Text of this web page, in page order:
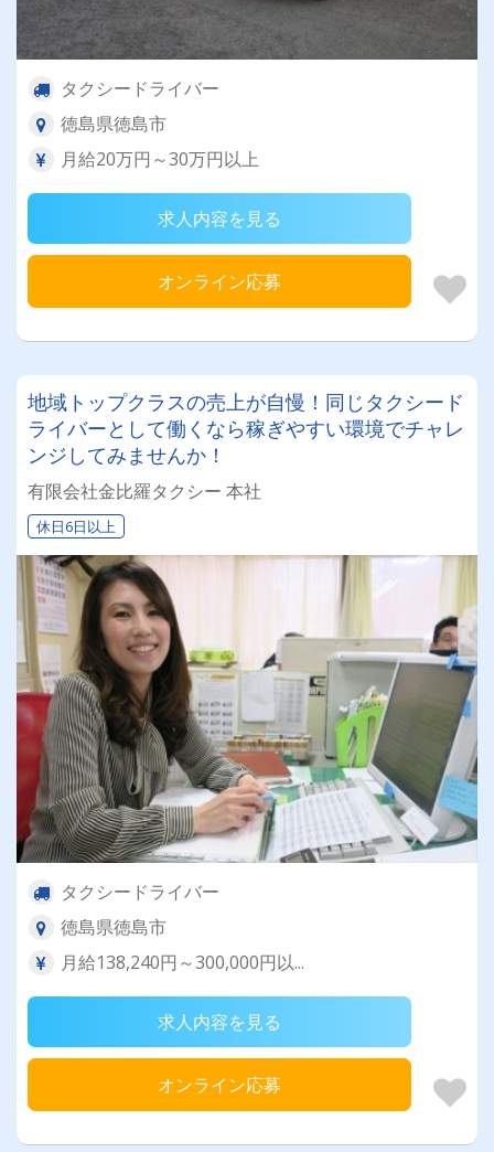
タクシードライバー
徳島県徳島市
月給20万円～30万円以上
求人内容を見る
オンライン応募
地域トップクラスの売上が自慢！同じタクシード
ライバーとして働くなら稼ぎやすい環境でチャレ
ンジしてみませんか！
有限会社金比羅タクシー 本社
休日6日以上
タクシードライバー
徳島県徳島市
月給138,240円～300,000円以...
求人内容を見る
オンライン応募